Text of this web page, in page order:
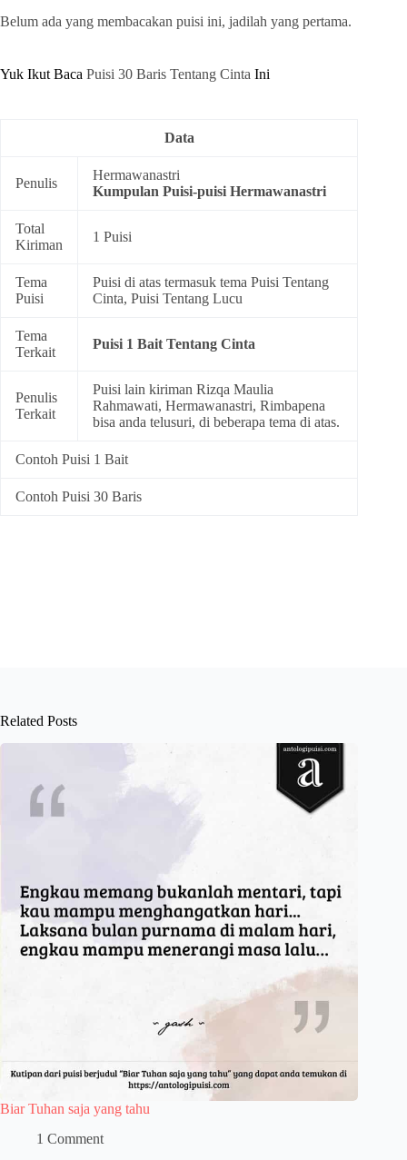
Belum ada yang membacakan puisi ini, jadilah yang pertama.
Yuk Ikut Baca Puisi 30 Baris Tentang Cinta Ini
Data
Penulis
Hermawanastri
Kumpulan Puisi-puisi Hermawanastri
Total
Kiriman
1 Puisi
Tema
Puisi
Puisi di atas termasuk tema Puisi Tentang
Cinta, Puisi Tentang Lucu
Tema
Terkait
Puisi 1 Bait Tentang Cinta
Penulis
Terkait
Puisi lain kiriman Rizqa Maulia
Rahmawati, Hermawanastri, Rimbapena
bisa anda telusuri, di beberapa tema di atas.
Contoh Puisi 1 Bait
Contoh Puisi 30 Baris
Related Posts
Biar Tuhan saja yang tahu
1 Comment